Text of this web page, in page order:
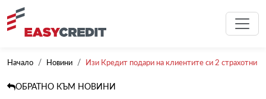
Начало Новини Изи Кредит подари на клиентите си 2 страхотни
ОБРАТНО КЪМ НОВИНИ